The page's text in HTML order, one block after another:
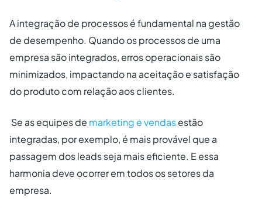
A integração de processos é fundamental na gestão
de desempenho. Quando os processos de uma
empresa são integrados, erros operacionais são
minimizados, impactando na aceitação e satisfação
do produto com relação aos clientes.
Se as equipes de marketing e vendasestão
integradas, por exemplo, é mais provável que a
passagem dos leads seja mais eficiente. E essa
harmonia deve ocorrer em todos os setores da
empresa.